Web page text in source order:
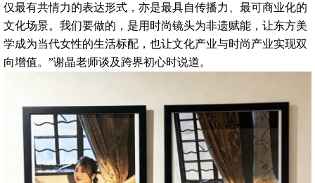
仅最有共情力的表达形式，亦是最具自传播力、最可商业化的
文化场景。我们要做的，是用时尚镜头为非遗赋能，让东方美
学成为当代女性的生活标配，也让文化产业与时尚产业实现双
向增值。”谢晶老师谈及跨界初心时说道。